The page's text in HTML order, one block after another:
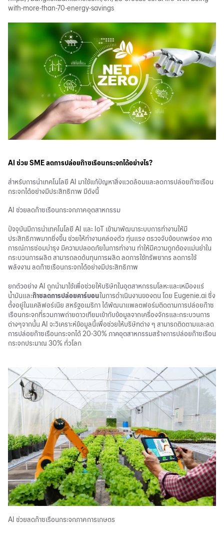
with-more-than-70-energy-savings
AI ช่วย SME ลดการปล่อยก๊าซเรือนกระจกได้อย่างไร?
สำหรับการนำเทคโนโลยี AI มาใช้แก้ปัญหาสิ่งแวดล้อมและลดการปล่อยก๊าซเรือน
กระจกได้อย่างมีประสิทธิภาพ มีดังนี้
AI ช่วยลดก๊าซเรือนกระจกภาคอุตสาหกรรม
ปัจจุบันมีการนำเทคโนโลยี AI และ IoT เข้ามาพัฒนาระบบการทำงานให้มี
ประสิทธิภาพมากยิ่งขึ้น ช่วยให้ทำงานคล่องตัว ทุ่นแรง ตรวจจับข้อบกพร่อง คาด
การณ์การซ่อมบำรุง มีความปลอดภัยในการทำงาน ทำให้มีความถูกต้องแม่นยำใน
กระบวนการผลิต สามารถลดต้นทุนการผลิต ลดการใช้ทรัพยากร ลดการใช้
พลังงาน ลดก๊าซเรือนกระจกได้อย่างมีประสิทธิภาพ
ยกตัวอย่าง AI ถูกนำมาใช้เพื่อช่วยให้บริษัทในอุตสาหกรรมโลหะและเหมืองแร่
น้ำมันและก๊าซลดการปล่อยคาร์บอนในการดำเนินงานของตน โดย Eugenie.ai ซึ่ง
ตั้งอยู่ในแคลิฟอร์เนีย สหรัฐอเมริกา ได้พัฒนาแพลตฟอร์มติดตามการปล่อยก๊าซ
เรือนกระจกที่รวมภาพถ่ายดาวเทียมเข้ากับข้อมูลจากเครื่องจักรและกระบวนการ
ต่างๆจากนั้น AI จะวิเคราะห์ข้อมูลนี้เพื่อช่วยให้บริษัทต่าง ๆ สามารถติดตามและลด
การปล่อยก๊าซเรือนกระจกได้ 20-30% ภาคอุตสาหกรรมสร้างการปล่อยก๊าซเรือน
กระจกประมาณ 30% ทั่วโลก
AI ช่วยลดก๊าซเรือนกระจกภาคการเกษตร